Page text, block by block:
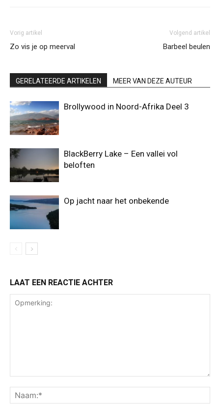
Vorig artikel
Zo vis je op meerval
Volgend artikel
Barbeel beulen
GERELATEERDE ARTIKELEN MEER VAN DEZE AUTEUR
Brollywood in Noord-Afrika Deel 3
BlackBerry Lake – Een vallei vol
beloften
Op jacht naar het onbekende
LAAT EEN REACTIE ACHTER